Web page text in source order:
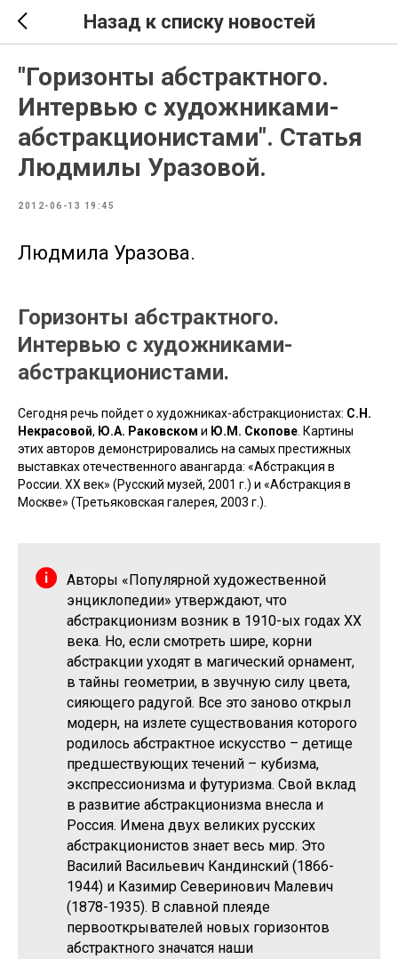
Назад к списку новостей
"Горизонты абстрактного.
Интервью с художниками-
абстракционистами". Статья
Людмилы Уразовой.
2012-06-13 19:45
Людмила Уразова.
Горизонты абстрактного.
Интервью с художниками-
абстракционистами.
Сегодня речь пойдет о художниках-абстракционистах: С.Н.
Некрасовой, Ю.А. Раковском и Ю.М. Скопове . Картины
этих авторов демонстрировались на самых престижных
выставках отечественного авангарда: «Абстракция в
России. XX век» (Русский музей, 2001 г.) и «Абстракция в
Москве» (Третьяковская галерея, 2003 г.).
Авторы «Популярной художественной
энциклопедии» утверждают, что
абстракционизм возник в 1910-ых годах XX
века. Но, если смотреть шире, корни
абстракции уходят в магический орнамент,
в тайны геометрии, в звучную силу цвета,
сияющего радугой. Все это заново открыл
модерн, на излете существования которого
родилось абстрактное искусство – детище
предшествующих течений – кубизма,
экспрессионизма и футуризма. Свой вклад
в развитие абстракционизма внесла и
Россия. Имена двух великих русских
абстракционистов знает весь мир. Это
Василий Васильевич Кандинский (1866-
1944) и Казимир Северинович Малевич
(1878-1935). В славной плеяде
первооткрывателей новых горизонтов
абстрактного значатся наши